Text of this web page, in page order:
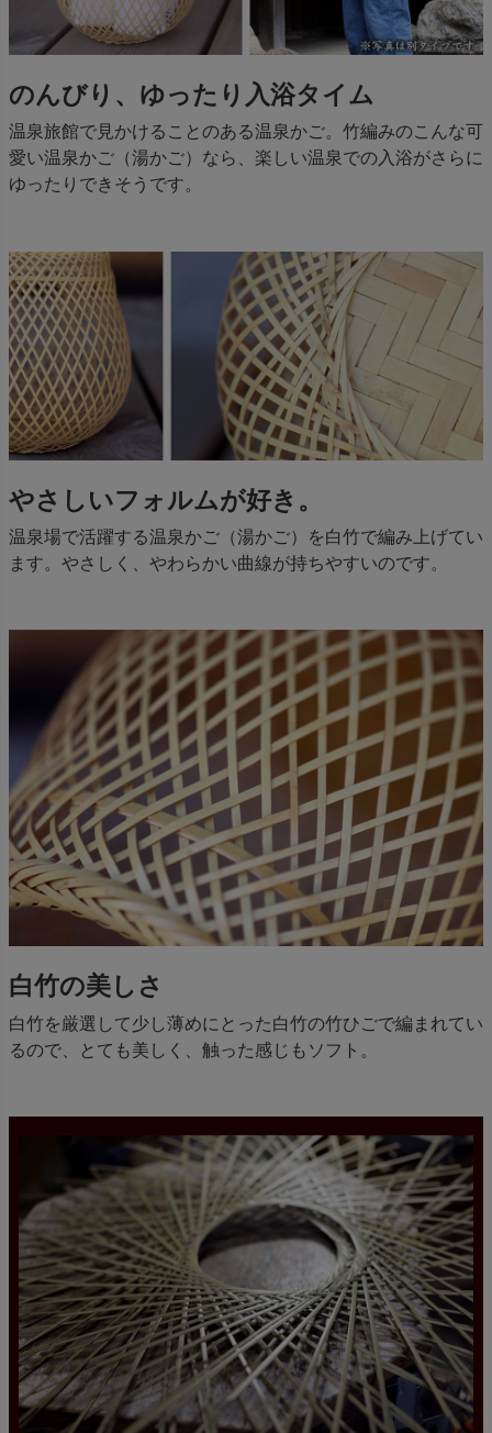
のんびり、ゆったり入浴タイム
温泉旅館で見かけることのある温泉かご。竹編みのこんな可
愛い温泉かご（湯かご）なら、楽しい温泉での入浴がさらに
ゆったりできそうです。
やさしいフォルムが好き。
温泉場で活躍する温泉かご（湯かご）を白竹で編み上げてい
ます。やさしく、やわらかい曲線が持ちやすいのです。
白竹の美しさ
白竹を厳選して少し薄めにとった白竹の竹ひごで編まれてい
るので、とても美しく、触った感じもソフト。